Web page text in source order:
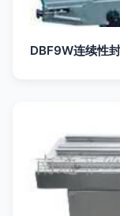
DBF9W连续性